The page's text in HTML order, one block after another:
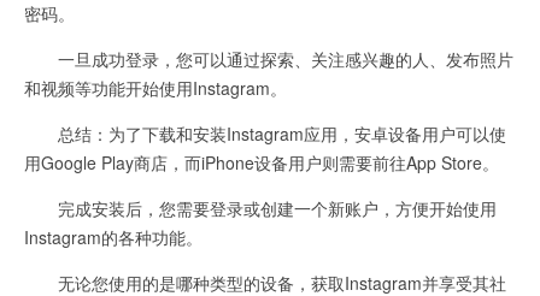
密码。
一旦成功登录，您可以通过探索、关注感兴趣的人、发布照片
和视频等功能开始使用Instagram。
总结：为了下载和安装Instagram应用，安卓设备用户可以使
用Google Play商店，而iPhone设备用户则需要前往App Store。
完成安装后，您需要登录或创建一个新账户，方便开始使用
Instagram的各种功能。
无论您使用的是哪种类型的设备，获取Instagram并享受其社